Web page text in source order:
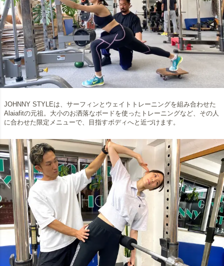
JOHNNY STYLEは、サーフィンとウェイトトレーニングを組み合わせた
Alaiafitの元祖。大小のお洒落なボードを使ったトレーニングなど、その人
に合わせた限定メニューで、目指すボディへと近づけます。